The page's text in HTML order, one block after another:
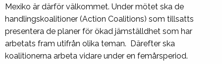
Mexiko är därför välkommet. Under mötet ska de
handlingskoalitioner (Action Coalitions) som tillsatts
presentera de planer för ökad jämställdhet som har
arbetats fram utifrån olika teman. Därefter ska
koalitionerna arbeta vidare under en femårsperiod.